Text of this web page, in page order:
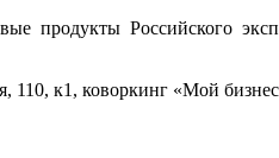
продукты Российского
110, к1, коворкинг «Мой